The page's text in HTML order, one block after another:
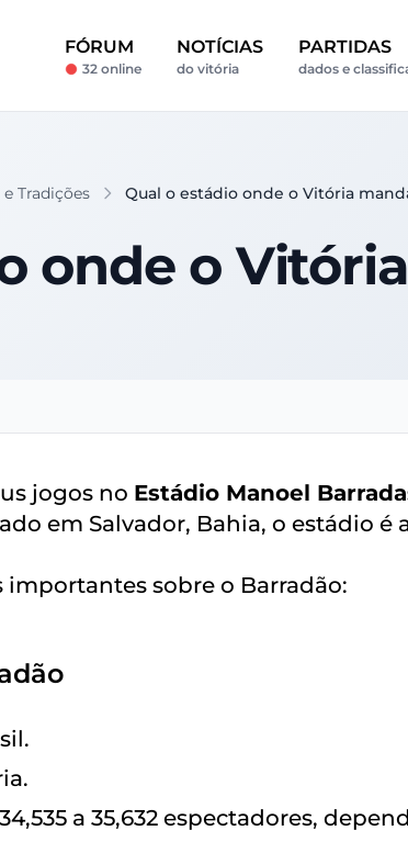
FÓRUM
32 online
NOTÍCIAS
do vitória
PARTIDAS
dados e
Tradições Qual o estádio onde o Vitória
onde o
jogos no Estádio Manoel
em Salvador, Bahia, o estádio é
sobre o Barradão:
a 35,632 espectadores,